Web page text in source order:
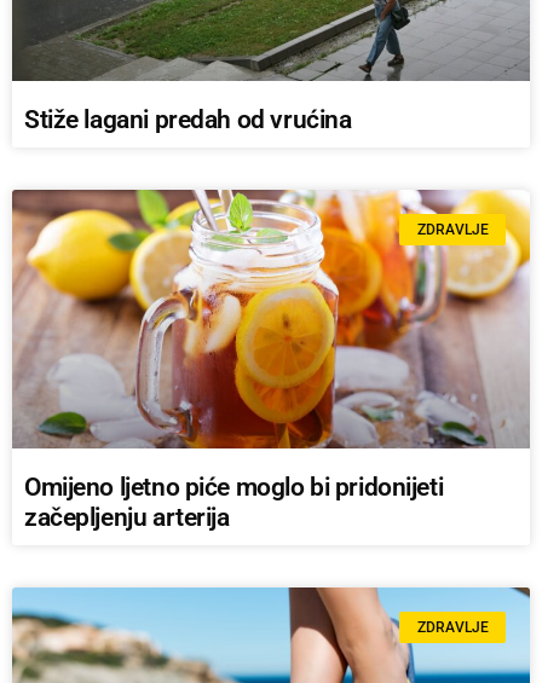
Stiže lagani predah od vrućina
ZDRAVLJE
Omijeno ljetno piće moglo bi pridonijeti
začepljenju arterija
ZDRAVLJE